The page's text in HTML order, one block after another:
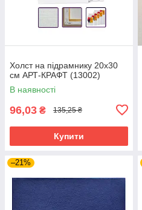
Холст на підрамнику 20х30
см АРТ-КРАФТ (13002)
В наявності
96,03 ₴ 135,25 ₴
Купити
–21%